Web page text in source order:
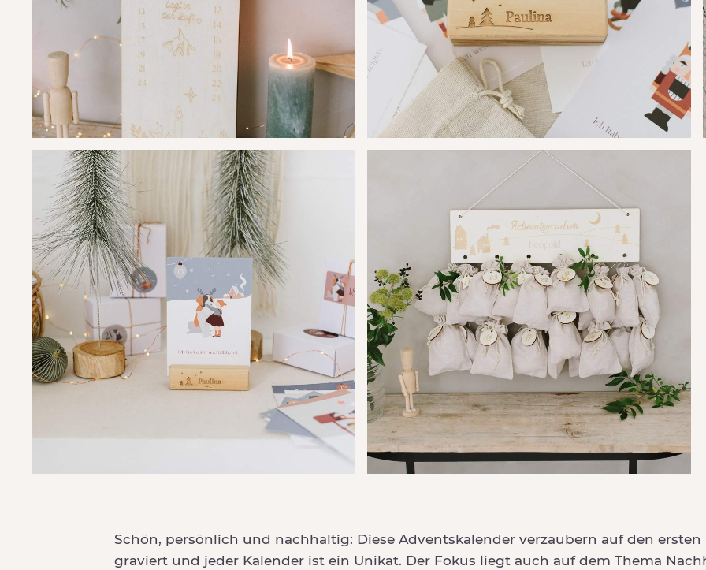
Schön, persönlich und nachhaltig: Diese Adventskalender verzaubern auf den
graviert und jeder Kalender ist ein Unikat. Der Fokus liegt auch auf dem Thema